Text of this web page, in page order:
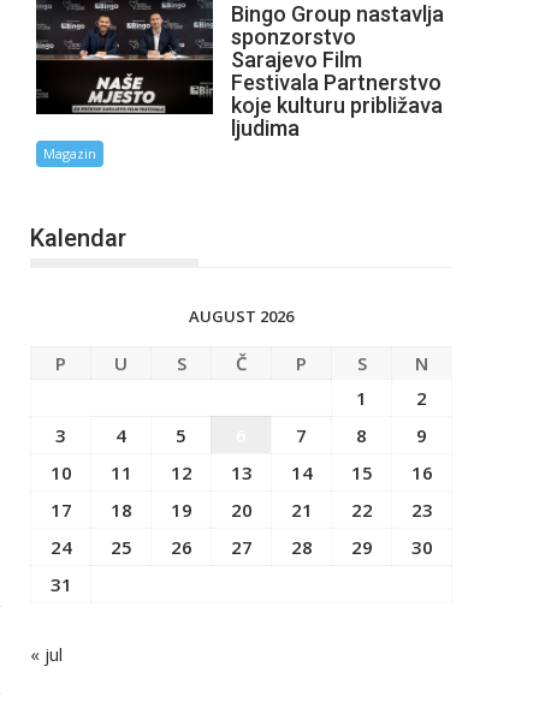
Bingo Group nastavlja
sponzorstvo
Sarajevo Film
Festivala Partnerstvo
koje kulturu približava
ljudima
Magazin
Kalendar
AUGUST 2026
P U S Č P S
N
1
2
3
4 5 7 8
9
10
11 12 13 14 15
16
17
18 19 20 21 22
23
24
25 26 27 28 29
30
31
« jul